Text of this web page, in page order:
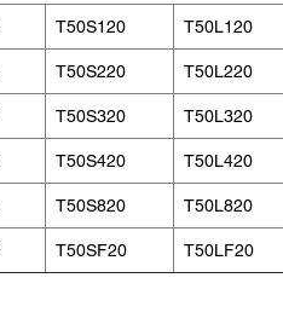
T50S120 T50L120
T50S220 T50L220
T50S320 T50L320
T50S420 T50L420
T50S820 T50L820
T50SF20 T50LF20